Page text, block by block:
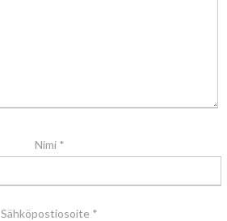
Nimi *
Sähköpostiosoite *